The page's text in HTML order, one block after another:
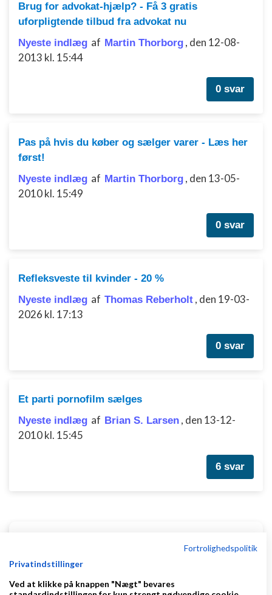
Brug for advokat-hjælp? - Få 3 gratis
uforpligtende tilbud fra advokat nu
Nyeste indlæg af Martin Thorborg , den 12-08-
2013 kl. 15:44
0 svar
Pas på hvis du køber og sælger varer - Læs her
først!
Nyeste indlæg af Martin Thorborg , den 13-05-
2010 kl. 15:49
0 svar
Refleksveste til kvinder - 20 %
Nyeste indlæg af Thomas Reberholt , den 19-03-
2026 kl. 17:13
0 svar
Et parti pornofilm sælges
Nyeste indlæg af Brian S. Larsen , den 13-12-
2010 kl. 15:45
6 svar
Lav løn på et øjeblik–nemt, sikkert
og billigt. Opret gratis konto.
Fortrolighedspolitik
Privatindstillinger
Ved at klikke på knappen "Nægt" bevares